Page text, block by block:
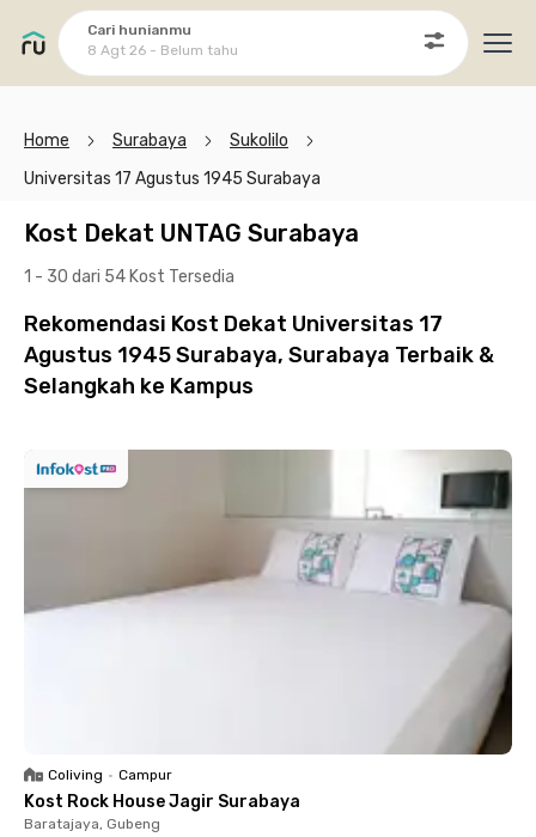
Cari hunianmu
8 Agt 26 - Belum tahu
Home Surabaya
Sukolilo
Universitas 17 Agustus 1945 Surabaya
Kost Dekat UNTAG Surabaya
1 - 30 dari 54 Kost Tersedia
Rekomendasi Kost Dekat Universitas 17
Agustus 1945 Surabaya, Surabaya Terbaik &
Selangkah ke Kampus
Coliving • Campur
Kost Rock House Jagir Surabaya
Baratajaya, Gubeng